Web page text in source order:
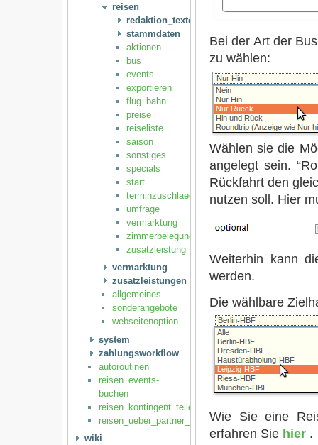
reisen
redaktion_texte
stammdaten
aktionen
bus
events
exportieren
flug_bahn
preise
reiseliste
saison
sonstiges
specials
start
terminzuschlaege_sperrtermine
umfrage
vermarktung
zimmerbelegung
zusatzleistung
vermarktung
zusatzleistungen
allgemeines
sonderangebote
webseitenoption
system
zahlungsworkflow
autoroutinen
reisen_events-
buchen
reisen_kontingent_teilen
reisen_ueber_partner_vertreiben
wiki
Bei der Art der
zu wählen:
Wählen sie die
angelegt sein.
Rückfahrt den
nutzen soll. Hier
Weiterhin kann
werden.
Die wählbare
Wie Sie eine
erfahren Sie hier.